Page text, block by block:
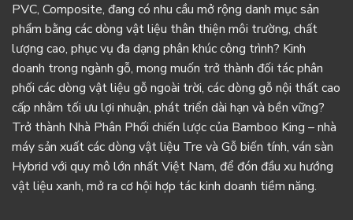
PVC, Composite, đang có nhu cầu mở rộng danh mục sản
phẩm bằng các dòng vật liệu thân thiện môi trường, chất
lượng cao, phục vụ đa dạng phân khúc công trình? Kinh
doanh trong ngành gỗ, mong muốn trở thành đối tác phân
phối các dòng vật liệu gỗ ngoài trời, các dòng gỗ nội thất cao
cấp nhằm tối ưu lợi nhuận, phát triển dài hạn và bền vững?
Trở thành Nhà Phân Phối chiến lược của Bamboo King – nhà
máy sản xuất các dòng vật liệu Tre và Gỗ biến tính, ván sàn
Hybrid với quy mô lớn nhất Việt Nam, để đón đầu xu hướng
vật liệu xanh, mở ra cơ hội hợp tác kinh doanh tiềm năng.